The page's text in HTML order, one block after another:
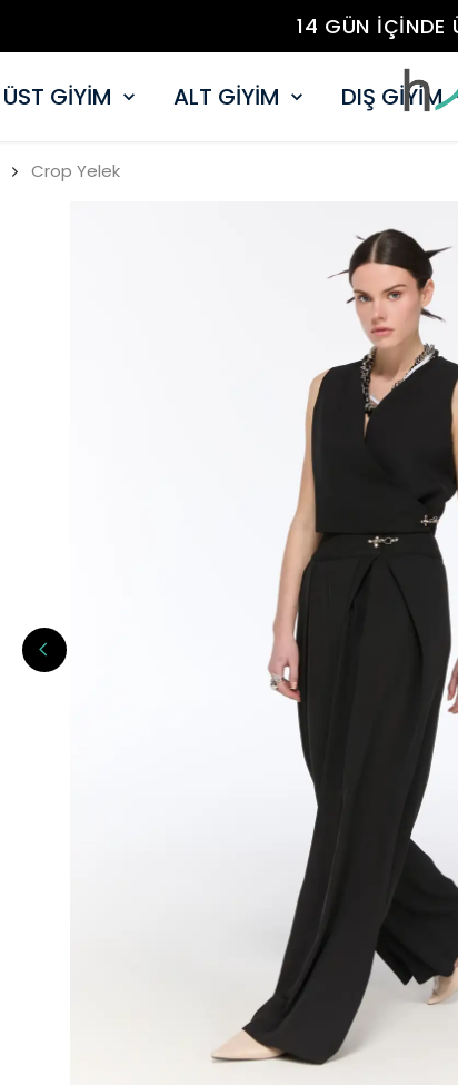
14 GÜN İÇİNDE
ÜST GİYİM ALT GİYİM DIŞ GİYİM
Crop Yelek